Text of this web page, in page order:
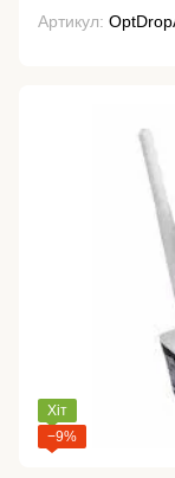
Артикул:
Хіт
−9%